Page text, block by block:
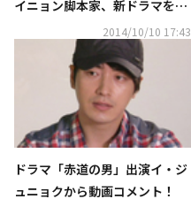
イニョン脚本家、新ドラマを準
2014/10/10 17:43
ドラマ「赤道の男」出演イ・ジ
ュニョクから動画コメント！